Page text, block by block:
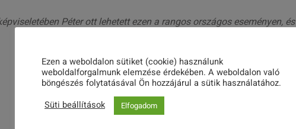
Péter ott lehetett ezen a rangos országos eseményen,
Ezen a weboldalon sütiket (cookie) használunk
weboldalforgalmunk elemzése érdekében. A weboldalon való
böngészés folytatásával Ön hozzájárul a sütik használatához.
Süti beállítások
Elfogadom